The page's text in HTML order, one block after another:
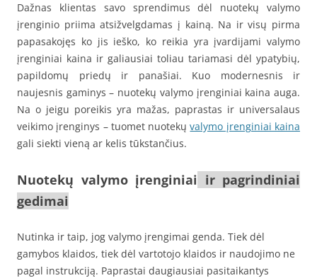
Dažnas klientas savo sprendimus dėl nuotekų valymo
įrenginio priima atsižvelgdamas į kainą. Na ir visų pirma
papasakojęs ko jis ieško, ko reikia yra įvardijami valymo
įrenginiai kaina ir galiausiai toliau tariamasi dėl ypatybių,
papildomų priedų ir panašiai. Kuo modernesnis ir
naujesnis gaminys – nuotekų valymo įrenginiai kaina auga.
Na o jeigu poreikis yra mažas, paprastas ir universalaus
veikimo įrenginys – tuomet nuotekųvalymo įrenginiai kaina
gali siekti vieną ar kelis tūkstančius.
Nuotekų valymo įrenginiai ir pagrindiniai
gedimai
Nutinka ir taip, jog valymo įrengimai genda. Tiek dėl
gamybos klaidos, tiek dėl vartotojo klaidos ir naudojimo ne
pagal instrukciją. Paprastai daugiausiai pasitaikantys